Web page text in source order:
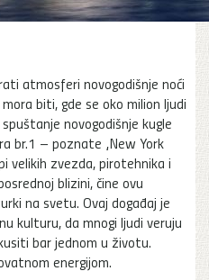
atmosferi novogodišnje noći
biti, gde se oko milion ljudi
novogodišnje kugle
br.1 – poznate „New York
velikih zvezda, pirotehnika i
blizini, čine ovu
na svetu. Ovaj događaj je
kulturu, da mnogi ljudi veruju
bar jednom u životu.
energijom.